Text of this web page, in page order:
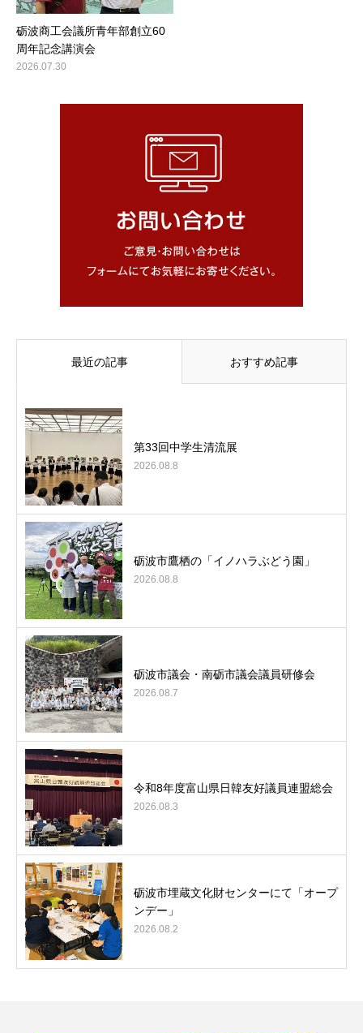
砺波商工会議所青年部創立60
周年記念講演会
2026.07.30
最近の記事 おすすめ記事
第33回中学生清流展
2026.08.8
砺波市鷹栖の「イノハラぶどう園」
2026.08.8
砺波市議会・南砺市議会議員研修会
2026.08.7
令和8年度富山県日韓友好議員連盟総会
2026.08.3
砺波市埋蔵文化財センターにて「オープ
ンデー」
2026.08.2